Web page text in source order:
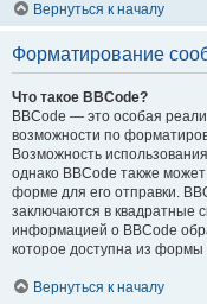
Вернуться к началу
Форматирование
Что такое BBCode?
BBCode — это особая
возможности по
Возможность
однако BBCode также
форме для его отправки.
заключаются в квадратные
информацией о BBCode
которое доступна из
Вернуться к началу